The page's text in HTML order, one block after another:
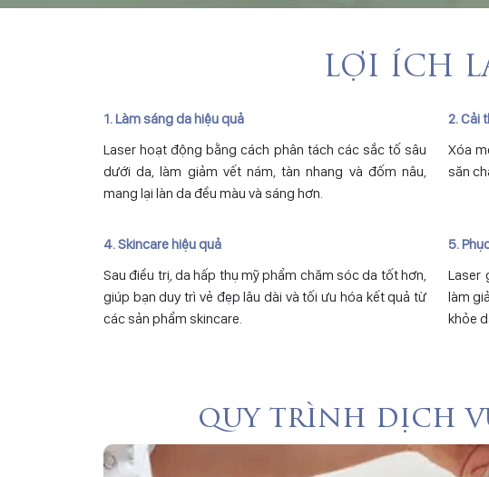
LỢI ÍCH
1. Làm sáng da hiệu quả
Laser hoạt động bằng cách phân tách các sắc tố sâu
dưới da, làm giảm vết nám, tàn nhang và đốm nâu,
mang lại làn da đều màu và sáng hơn.
2. Cải
Xóa
săn
4. Skincare hiệu quả
Sau điều trị, da hấp thụ mỹ phẩm chăm sóc da tốt hơn,
giúp bạn duy trì vẻ đẹp lâu dài và tối ưu hóa kết quả từ
các sản phẩm skincare.
5.
Laser
làm
khỏe
quy trình dịch